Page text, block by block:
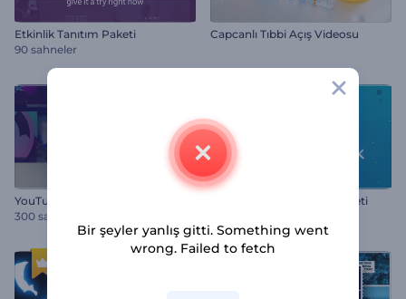
Etkinlik Tanıtım Paketi
90 sahneler
Capcanlı Tıbbi Açış Videosu
YouTube Video Montaj Kiti
300 sahneler
Animasyonlu Başlıklar Paketi
Bir şeyler yanlış gitti. Something went
wrong. Failed to fetch